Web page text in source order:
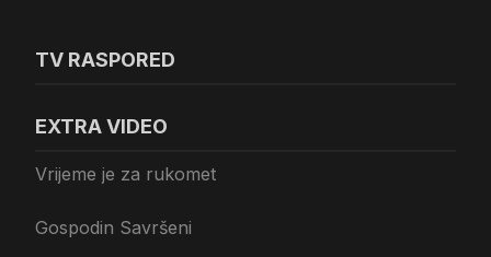
TV RASPORED
EXTRA VIDEO
Vrijeme je za rukomet
Gospodin Savršeni